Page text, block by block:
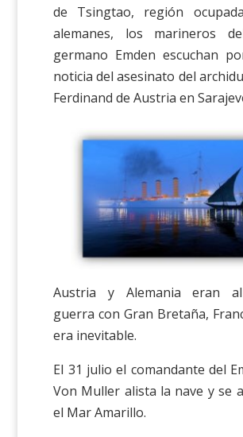
de Tsingtao, región
alemanes, los marineros
germano Emden escuchan
noticia del asesinato del
Ferdinand de Austria en
Austria y Alemania eran
guerra con Gran Bretaña,
era inevitable.
El 31 julio el comandante del
Von Muller alista la nave y se
el Mar Amarillo.